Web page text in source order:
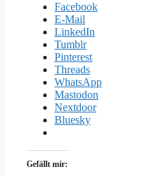
Facebook
E-Mail
LinkedIn
Tumblr
Pinterest
Threads
WhatsApp
Mastodon
Nextdoor
Bluesky
Gefällt mir: